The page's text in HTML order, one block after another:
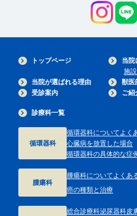
トップページ
当院
施
当院が選ばれる理由
獣医
受診案内
ご紹
診療科一覧
循環器科
循環器科についてよく
心臓病を放置した場合
循環器科の具体的な症
腫瘍科
腫瘍科についてよくあ
癌の種類と治療
総合診療科泌尿器科皮